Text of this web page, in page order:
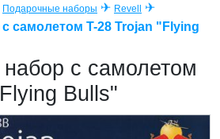
Подарочные наборы ✈ Revell
✈
самолетом T-28 Trojan "Flying
с самолетом
Bulls"